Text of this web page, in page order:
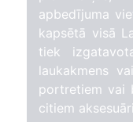
apbedījuma
kapsētā visā
tiek
laukakmens
portretiem vai
citiem